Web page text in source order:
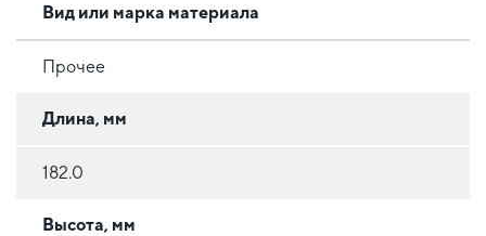
Вид или марка материала
Прочее
Длина, мм
182.0
Высота, мм